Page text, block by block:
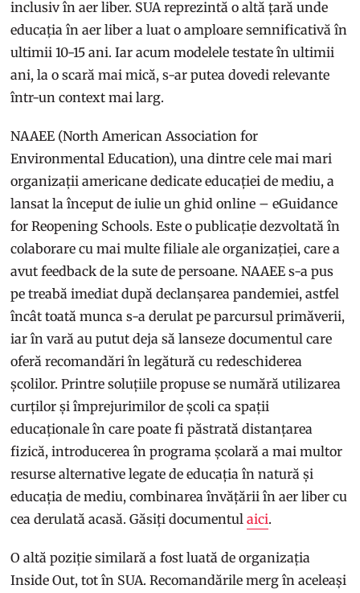
inclusiv în aer liber. SUA reprezintă o altă țară unde
educația în aer liber a luat o amploare semnificativă în
ultimii 10-15 ani. Iar acum modelele testate în ultimii
ani, la o scară mai mică, s-ar putea dovedi relevante
într-un context mai larg.
NAAEE (North American Association for
Environmental Education), una dintre cele mai mari
organizații americane dedicate educației de mediu, a
lansat la început de iulie un ghid online – eGuidance
for Reopening Schools. Este o publicație dezvoltată în
colaborare cu mai multe filiale ale organizației, care a
avut feedback de la sute de persoane. NAAEE s-a pus
pe treabă imediat după declanșarea pandemiei, astfel
încât toată munca s-a derulat pe parcursul primăverii,
iar în vară au putut deja să lanseze documentul care
oferă recomandări în legătură cu redeschiderea
școlilor. Printre soluțiile propuse se numără utilizarea
curților și împrejurimilor de școli ca spații
educaționale în care poate fi păstrată distanțarea
fizică, introducerea în programa școlară a mai multor
resurse alternative legate de educația în natură și
educația de mediu, combinarea învățării în aer liber cu
cea derulată acasă. Găsiți documentulaici.
O altă poziție similară a fost luată de organizația
Inside Out, tot în SUA. Recomandările merg în aceleași